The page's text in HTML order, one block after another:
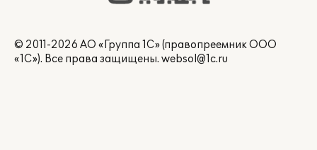
© 2011-2026 АО «Группа 1С» (правопреемник ООО
«1С»). Все права защищены. websol@1c.ru